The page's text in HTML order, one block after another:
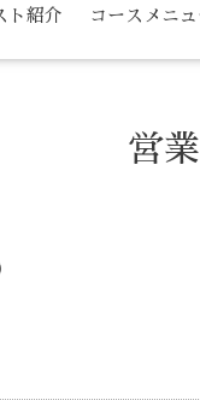
ト紹介 コースメニュ
営